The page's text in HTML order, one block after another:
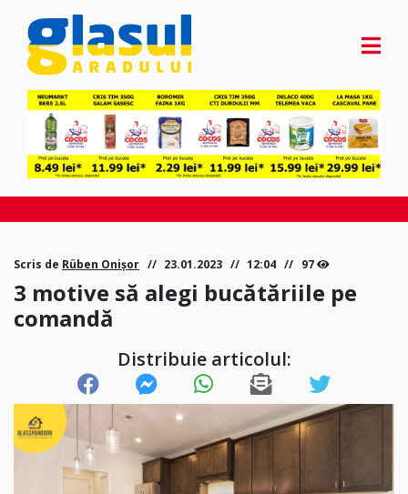
Scris de Rüben Onișor 23.01.2023 12:04 97
3 motive să alegi bucătăriile pe
comandă
Distribuie articolul: